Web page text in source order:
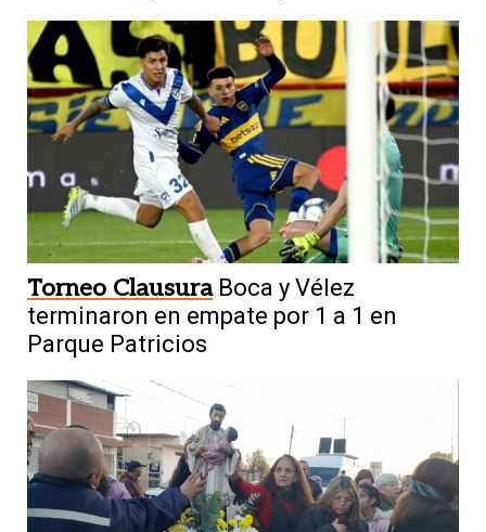
Torneo Clausura Boca y Vélez
terminaron en empate por 1 a 1 en
Parque Patricios